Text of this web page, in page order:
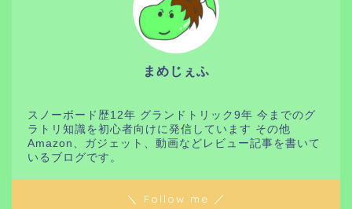
まめじぇふ
スノーボード歴12年 グランドトリック9年 今までのグ
ラトリ知識を初心者向けに発信しています その他
Amazon、ガジェット、動画などレビュー記事を書いて
いるブログです。
＼ Follow me ／